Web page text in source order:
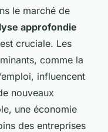
le marché de
approfondie
est cruciale. Les
comme la
influencent
nouveaux
une économie
des entreprises